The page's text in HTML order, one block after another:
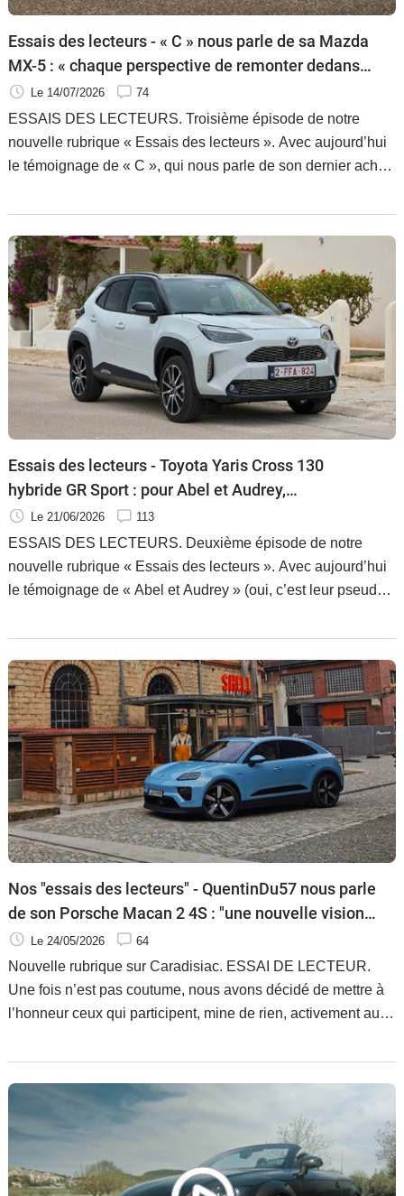
Auto
Services
Forum
Essais des lecteurs - « C » nous parle de sa Mazda
MX-5 : « chaque perspective de remonter dedans
est un plaisir d’avance »
Le 14/07/2026 74
ESSAIS DES LECTEURS. Troisième épisode de notre
nouvelle rubrique « Essais des lecteurs ». Avec aujourd’hui
le témoignage de « C », qui nous parle de son dernier achat
dite « NC », en version 1.8 125 ch finition « Elegance cuir ».
Et à la lecture de son avis de propriétaire, on comprend vite
qu’il est aux anges.
Essais des lecteurs - Toyota Yaris Cross 130
hybride GR Sport : pour Abel et Audrey,
"L'expérience est mitigée"
Le 21/06/2026 113
ESSAIS DES LECTEURS. Deuxième épisode de notre
nouvelle rubrique « Essais des lecteurs ». Avec aujourd’hui
le témoignage de « Abel et Audrey » (oui, c’est leur pseudo),
130 ch de 2026, en finition GR Sport. Et contrairement au
premier témoignage de cette rubrique, ici le résultat est
beaucoup plus mitigé, et nos deux propriétaires expliquent
pourquoi.
Nos "essais des lecteurs" - QuentinDu57 nous parle
de son Porsche Macan 2 4S : "une nouvelle vision
de la mobilité"
Le 24/05/2026 64
Nouvelle rubrique sur Caradisiac. ESSAI DE LECTEUR.
Une fois n’est pas coutume, nous avons décidé de mettre à
l’honneur ceux qui participent, mine de rien, activement au
pigistes, non plus. Mais VOUS, internaute, lecteur de
Caradisiac. Nombre d’entre vous déposez votre avis sur
votre auto dans notre section « Avis de propriétaires ». Et
certains témoignages, par leur qualité, méritent une mise en
lumière. Voici la première, avec « QuentinDu57 », qui nous
parle de son Porsche Macan 2 4S. Et évidemment, il adore !